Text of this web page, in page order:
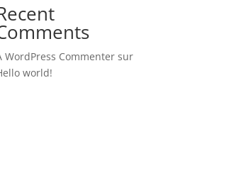
WordPress Commenter sur
world!